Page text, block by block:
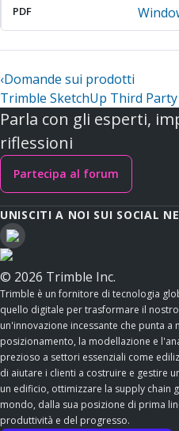
‹Domande sui prodotti
Trimble SketchUp Third
Parla con gli esperti,
riflessioni
Partecipa al forum
UNISCITI A NOI SUI SOCIAL
© 2026 Trimble Inc.
Trimble è un fornitore di tecnologia
quello digitale per trasformare il
un'innovazione incessante che punta
posizionamento, la modellazione e
prezioso a settori essenziali come
di aiutare i clienti a costruire e gestire
un edificio, ottimizzare la supply chain
mondo, dalla sua posizione di prima
produttività e del progresso.